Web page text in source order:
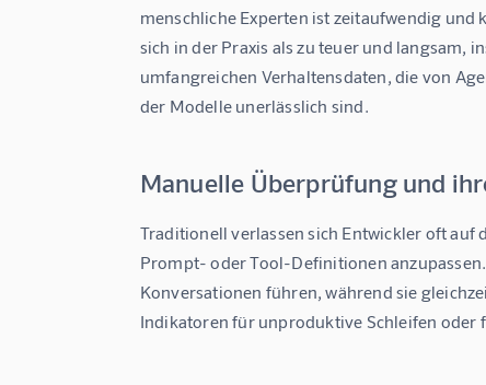
menschliche Experten ist zeitaufwendig und
sich in der Praxis als zu teuer und langsam,
umfangreichen Verhaltensdaten, die von
der Modelle unerlässlich sind.
Manuelle Überprüfung und
Traditionell verlassen sich Entwickler oft
Prompt- oder Tool-Definitionen
Konversationen führen, während sie
Indikatoren für unproduktive Schleifen oder